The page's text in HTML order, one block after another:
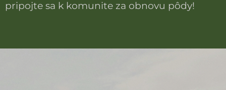
pripojte sa k komunite za obnovu pôdy!